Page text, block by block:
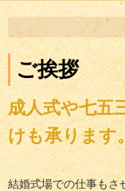
ご挨拶
成人式や七五
けも承ります
結婚式場での仕事もさ